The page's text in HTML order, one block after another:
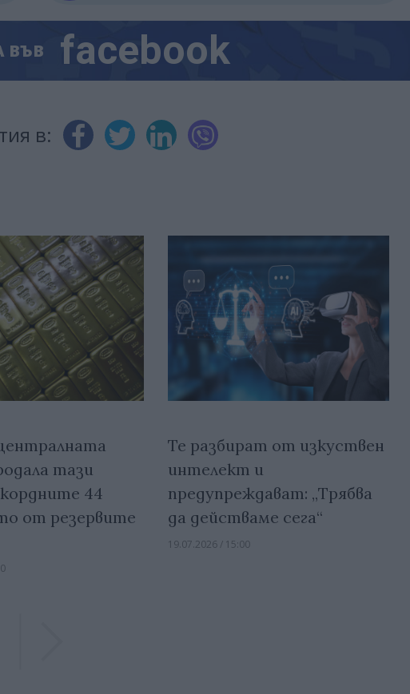
ВЪВ facebook
в:
тази
44
от резервите
Те разбират от изкуствен
интелект и
предупреждават: „Трябва
да действаме сега“
19.07.2026 / 15:00